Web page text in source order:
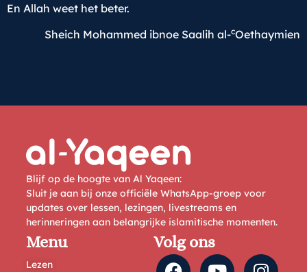
En Allah weet het beter.
Sheich Mohammed ibnoe Saalih al-cOethaymien
Blijf op de hoogte van Al Yaqeen:
Sluit je aan bij onze officiële WhatsApp-groep voor
updates over lessen, lezingen, livestreams en
herinneringen aan belangrijke islamitische momenten.
Menu
Lezen
Volg ons